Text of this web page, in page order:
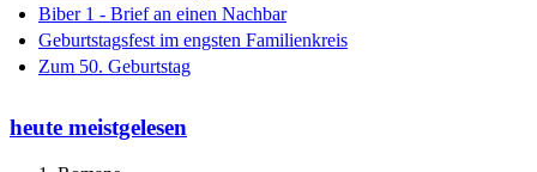
Biber 1 - Brief an einen Nachbar
Geburtstagsfest im engsten Familienkreis
Zum 50. Geburtstag
heute meistgelesen